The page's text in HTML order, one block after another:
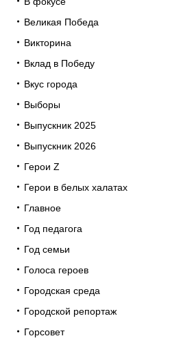
Великая Победа
Викторина
Вклад в Победу
Вкус города
Выборы
Выпускник 2025
Выпускник 2026
Герои Z
Герои в белых халатах
Главное
Год педагога
Год семьи
Голоса героев
Городская среда
Городской репортаж
Горсовет